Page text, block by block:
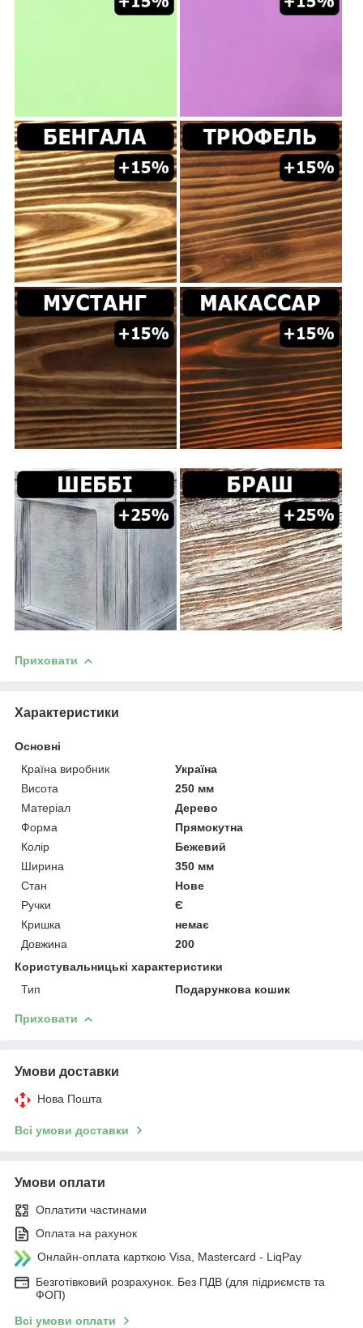
Приховати
Характеристики
Основні
Країна виробник
Україна
Висота
250 мм
Матеріал
Дерево
Форма
Прямокутна
Колір
Бежевий
Ширина
350 мм
Стан
Нове
Ручки
Є
Кришка
немає
Довжина
200
Користувальницькі характеристики
Тип
Подарункова кошик
Приховати
Умови доставки
Нова Пошта
Всі умови доставки
Умови оплати
Оплатити частинами
Оплата на рахунок
Онлайн-оплата карткою Visa, Mastercard - LiqPay
Безготівковий розрахунок. Без ПДВ (для підриємств та
ФОП)
Всі умови оплати